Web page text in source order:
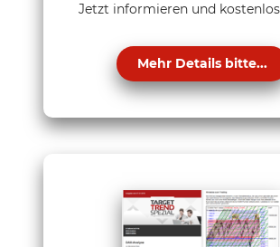
Jetzt informieren und
Mehr Details bitte...